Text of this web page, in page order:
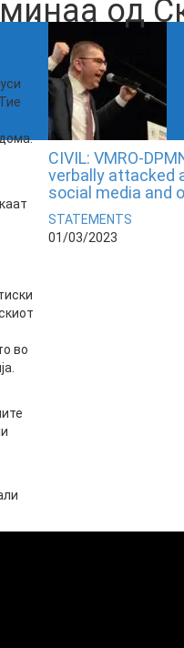
од
во
CIVIL: VMRO-
verbally attacked
social media and
STATEMENTS
01/03/2023